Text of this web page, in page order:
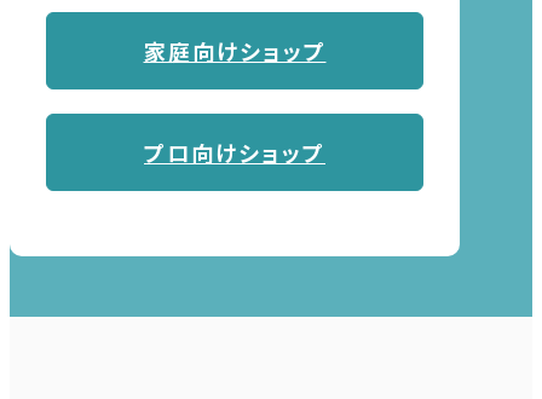
家庭向けショップ
プロ向けショップ